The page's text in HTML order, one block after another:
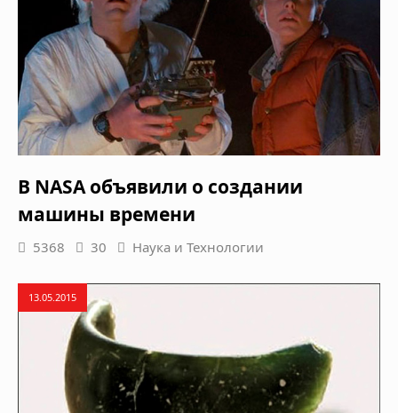
В NASA объявили о создании
машины времени
5368 30 Наука и Технологии
13.05.2015